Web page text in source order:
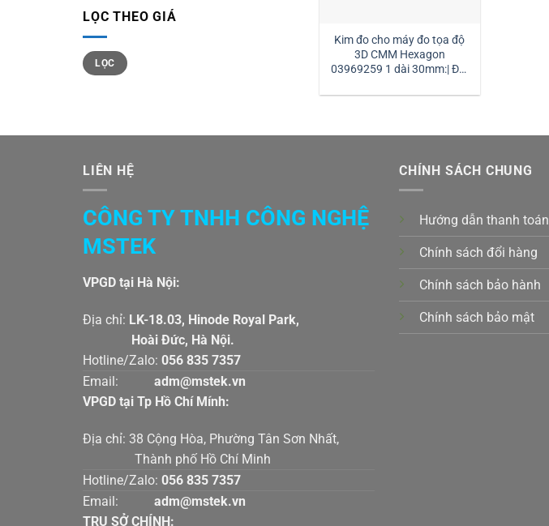
LỌC THEO GIÁ
Giá
tối
thiểu
Giá
tối
đa
LỌC
Kim đo cho máy đo tọa độ
3D CMM Hexagon
03969259 1 dài 30mm:| Đại
LIÊN HỆ
CÔNG TY TNHH CÔNG NGHỆ
MSTEK
VPGD tại Hà Nội:
Địa chỉ: LK-18.03, Hinode Royal Park,
Hoài Đức, Hà Nội.
Hotline/Zalo: 056 835 7357
Email:
adm@mstek.vn
VPGD tại Tp Hồ Chí Mính:
Địa chỉ: 38 Cộng Hòa, Phường Tân Sơn Nhất,
Thành phố Hồ Chí Minh
Hotline/Zalo: 056 835 7357
Email:
adm@mstek.vn
TRỤ SỞ CHÍNH:
CHÍNH SÁCH CHUNG
Hướng dẫn thanh toán
Chính sách đổi hàng
Chính sách bảo hành
Chính sách bảo mật